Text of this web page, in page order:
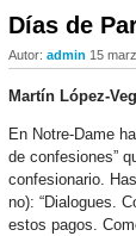
Días de
Autor: admin 15
Martín López-
En Notre-Dame
de confesiones”
confesionario.
no): “Dialogues.
estos pagos.